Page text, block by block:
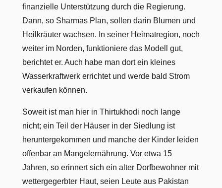
finanzielle Unterstützung durch die Regierung.
Dann, so Sharmas Plan, sollen darin Blumen und
Heilkräuter wachsen. In seiner Heimatregion, noch
weiter im Norden, funktioniere das Modell gut,
berichtet er. Auch habe man dort ein kleines
Wasserkraftwerk errichtet und werde bald Strom
verkaufen können.
Soweit ist man hier in Thirtukhodi noch lange
nicht; ein Teil der Häuser in der Siedlung ist
heruntergekommen und manche der Kinder leiden
offenbar an Mangelernährung. Vor etwa 15
Jahren, so erinnert sich ein alter Dorfbewohner mit
wettergegerbter Haut, seien Leute aus Pakistan